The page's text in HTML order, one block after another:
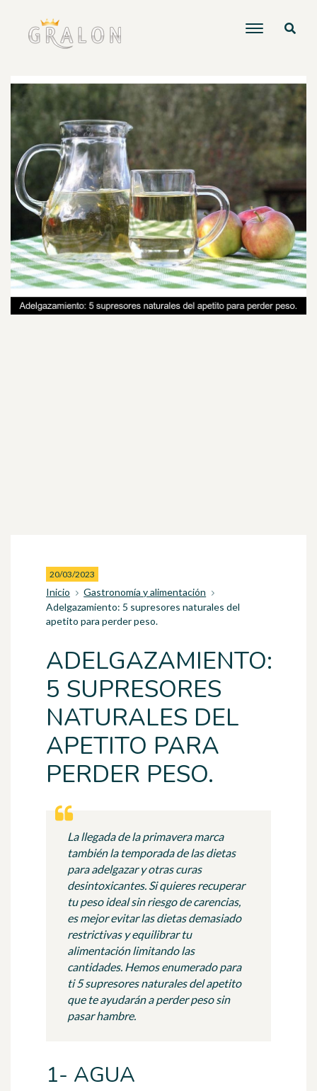
20/03/2023
Inicio
Gastronomía y alimentación
Adelgazamiento: 5 supresores naturales del
apetito para perder peso.
ADELGAZAMIENTO:
5 SUPRESORES
NATURALES DEL
APETITO PARA
PERDER PESO.
La llegada de la primavera marca
también la temporada de las dietas
para adelgazar y otras curas
desintoxicantes. Si quieres recuperar
tu peso ideal sin riesgo de carencias,
es mejor evitar las dietas demasiado
restrictivas y equilibrar tu
alimentación limitando las
cantidades. Hemos enumerado para
ti 5 supresores naturales del apetito
que te ayudarán a perder peso sin
pasar hambre.
1- AGUA